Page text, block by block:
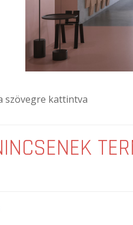
szövegre kattintva